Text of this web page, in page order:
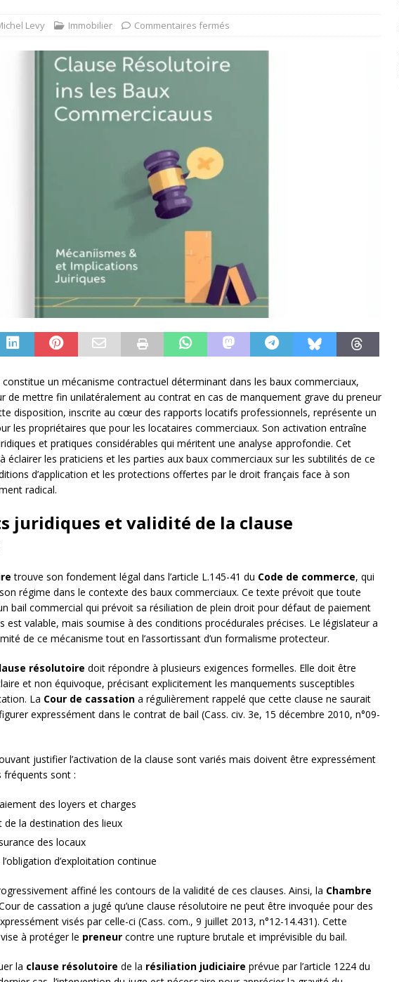
Levy Immobilier Commentaires fermés
un mécanisme contractuel déterminant dans les baux commerciaux,
de mettre fin unilatéralement au contrat en cas de manquement grave du preneur
disposition, inscrite au cœur des rapports locatifs professionnels, représente un
les propriétaires que pour les locataires commerciaux. Son activation entraîne
et pratiques considérables qui méritent une analyse approfondie. Cet
éclairer les praticiens et les parties aux baux commerciaux sur les subtilités de ce
d’application et les protections offertes par le droit français face à son
radical.
juridiques et validité de la clause
trouve son fondement légal dans l’article L.145-41 du Code de commerce, qui
régime dans le contexte des baux commerciaux. Ce texte prévoit que toute
bail commercial qui prévoit sa résiliation de plein droit pour défaut de paiement
est valable, mais soumise à des conditions procédurales précises. Le législateur a
de ce mécanisme tout en l’assortissant d’un formalisme protecteur.
résolutoire doit répondre à plusieurs exigences formelles. Elle doit être
et non équivoque, précisant explicitement les manquements susceptibles
La Cour de cassation a régulièrement rappelé que cette clause ne saurait
expressément dans le contrat de bail (Cass. civ. 3e, 15 décembre 2010, n°09-
justifier l’activation de la clause sont variés mais doivent être expressément
fréquents sont :
des loyers et charges
de la destination des lieux
des locaux
d’exploitation continue
affiné les contours de la validité de ces clauses. Ainsi, la Chambre
de cassation a jugé qu’une clause résolutoire ne peut être invoquée pour des
visés par celle-ci (Cass. com., 9 juillet 2013, n°12-14.431). Cette
à protéger le preneur contre une rupture brutale et imprévisible du bail.
la clause résolutoire de la résiliation judiciaire prévue par l’article 1224 du